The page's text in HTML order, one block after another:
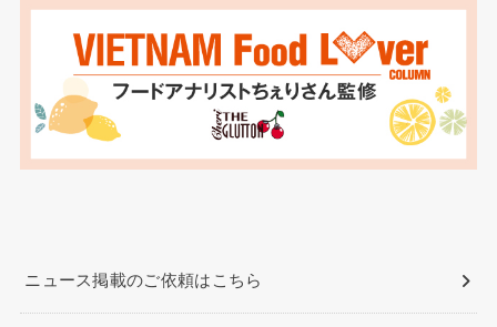
ニュース掲載のご依頼はこちら